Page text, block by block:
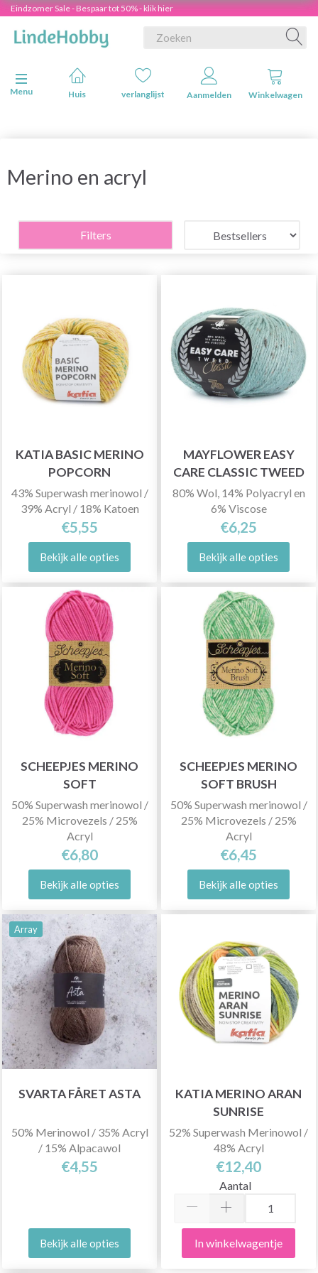
Eindzomer Sale - Bespaar tot 50% - klik hier
Navigatie in-/uitschakelen
Menu
Huis verlanglijst Aanmelden Winkelwagen
Merino en acryl
Filters
KATIA BASIC MERINO
POPCORN
43% Superwash merinowol /
39% Acryl / 18% Katoen
€5,55
Bekijk alle opties
MAYFLOWER EASY
CARE CLASSIC TWEED
80% Wol, 14% Polyacryl en
6% Viscose
€6,25
Bekijk alle opties
SCHEEPJES MERINO
SOFT
50% Superwash merinowol /
25% Microvezels / 25%
Acryl
€6,80
Bekijk alle opties
SCHEEPJES MERINO
SOFT BRUSH
50% Superwash merinowol /
25% Microvezels / 25%
Acryl
€6,45
Bekijk alle opties
Array
SVARTA FÅRET ASTA
50% Merinowol / 35% Acryl
/ 15% Alpacawol
€4,55
Bekijk alle opties
KATIA MERINO ARAN
SUNRISE
52% Superwash Merinowol /
48% Acryl
€12,40
Aantal
In winkelwagentje